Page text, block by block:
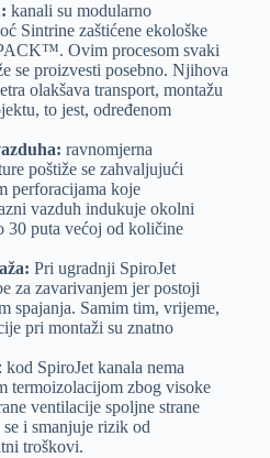
kanali su modularno
Sintrine zaštićene ekološke
Ovim procesom svaki
se proizvesti posebno. Njihova
olakšava transport, montažu
to jest, određenom
ravnomjerna
poštiže se zahvaljujući
perforacijama koje
vazduh indukuje okolni
30 puta većoj od količine
Pri ugradnji SpiroJet
za zavarivanjem jer postoji
spajanja. Samim tim, vrijeme,
pri montaži su znatno
kod SpiroJet kanala nema
termoizolacijom zbog visoke
ventilacije spoljne strane
i smanjuje rizik od
troškovi.